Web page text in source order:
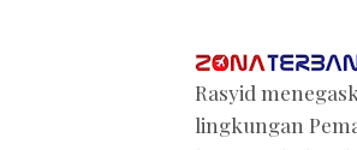
Rasyid
lingkungan